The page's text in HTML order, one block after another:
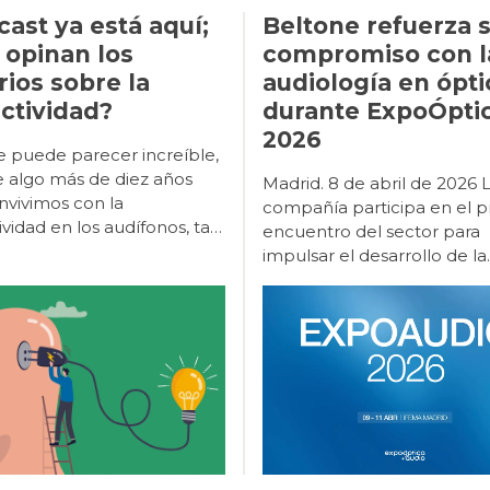
ya está aquí;
opinan los
sobre la
estos sistemas ha tenido sus inconvenientes; las actualizaciones de los sistemas operativos de los teléfonos sin una verificación adecuada de la conectividad a posteriori han provocado, no en pocas ocasiones, que los audífonos se «nieguen» a conectarse, con el consiguiente quebradero de cabeza de los audiólogos y la desesperación de los usuarios. La aparición de LE (LowEnergy) Audio como una versión universal de Bluetooth puede contribuir a aliviar sustancialmente estas dificultades. Esto no había sido posible hasta ahora porque la versión clásica de Bluetooth tenía demasiado consumo y demasiada latencia (retraso) en el audio, lo que condujo a los fabricantes de audífonos a crear sus propias versiones de conectividad. La generación de un estándar universal impuesto por la marca Bluetooth, mejorará exponencialmente el rendimiento y la consistencia de la comunicación, y supondrá un enorme beneficio tanto para usuarios como para audiólogos protésicos. En conectividad directa con los teléfonos móviles, tanto Apple como Google/Android han desarrollado sus propios sistemas para comunicarse con audífonos : Mfi y ASHA, respectivamente. Auracast encaja perfectamente en este concepto, y es conveniente aclarar en qué consiste el sistema para diferenciarlo de otros coexistentes. Como se ha mencionado, LE Audio es la última versión de Bluetooth para uso general, como llamadas y streaming. Auracast es una nueva versión de LE Audio, aunque se parece más a un sistema de transmisión de radio o una wifi de audio, ya que un número ilimitado de personas puede sintonizar una transmisión de Auracast a través de diferentes dispositivos (auriculares inalámbricos, audífonos, implantes, dispositivos óseos, etc.), y por tanto compartir el audio, algo absolutamente impensable con la tecnología precedente. Hemos oído hablar de Auracast desde hace unos tres años, pero parece que no llega nunca. En realidad, su instauración definitiva en el mercado es inminente (de hecho, ya existen dispositivos que cuentan con esta tecnología). Una de las razones por las que está resultando más compleja su generalización es que hay muchas partes implicadas con necesidades e intereses muy diversos. Por ejemplo, los fabricantes de auriculares tienen unas prioridades y los fabricantes de audífonos tienen otras, y es preciso llegar a un punto de encuentro. Además, Auracast implica la transmisión de audio a través de LE Audio, algo totalmente novedoso ya que previamente este canal solo se utilizaba para la transmisión de datos, precisamente para ahorrar energía. En los audífonos, por ejemplo LE Audio se utilizaba para el manejo de las apps, pero no para la transmisión de audio directa. Auracast se parece más a un sistema de transmisión de radio o una wifi de audio, ya que permite que un número ilimitado de personas pueda sintonizar una transmisión a través de diferentes dispositivos, algo impensable con la tecnología precedente. El proceso va avanzando notablemente. Es muy importante aclarar que LE Audio y Auracast son dos productos relacionados pero diferentes. Así, LE Audio es absolutamente imprescindible para Auracast, pero no a la inversa, por lo que puede haber un audífono o un auricular que sea compatible con LE Audio, pero no con Auracast. Todos los fabricantes van haciendo sus progresos en este sentido. Actualmente, los audífonos Nexia y Vivia de GN y los Jabra Enhance Pro, los Samsung Galaxy Buds 2 Pro y los auriculares SennheiserMomentum TWS4 son compatibles con LE Audio y Auracast, y quizá ya haya alguno más. Otros fabricantes cuentan con la compatibilidad e incorporarán esta tecnología mediante una actualización de software, como es el caso de las últimas plataformas de Signia, Oticon y Cochlear. Esta tendencia propiciará una progresiva evolución hacia el estándar universal y los sistemas independientes de transmisión de cada fabricante irán desapareciendo en favor de esta nueva tecnología más fácil y accesible para todos. Del mismo modo, los accesorios basados en Auracast, ya sean micrófonos remotos o accesorios de televisión, serán compatibles con todos los audífonos que incorporen esta tecnología, independientemente de la marca. LE Audio y Auracast son dos productos relacionados pero diferentes: LE Audio es absolutamente imprescindible para Auracast, pero no a la inversa, por lo que puede haber un audífono o un auricular que sea compatible con LE Audio, pero no con Auracast. La incorporación de Auracast en la vida de los usuarios dependerá en gran medida de los dispositivos y de los lugares que decidan ofrecerlo. En el ámbito personal, los usuarios de audífonos experimentarán Auracast por primera vez con la conexión a los dispositivos de televisión y los micrófonos remotos, y poco a poco los accesorios serán menos necesarios a medida que los televisores incorporen directamente la transmisión Auracast (algunos ya la tienen). En lo que respecta a la vida social y laboral, se avecinan igualmente muchos cambios relacionados con esta nueva tecnología. Así, por ejemplo, será posible mejorar la acústica de una sala de reuniones con un dispositivo Auracast, escuchar la transmisión de un comentarista deportivo en un bar con mucha gente, escuchar a los funcionarios de los organismos públicos cuando hablan detrás del mostrador, o recibir con mayor calidad el audio en el cine o en el teatro. En el ámbito personal, los usuarios de audífonos experimentarán Auracast por primera vez con la conexión a los dispositivos de televisión y los micrófonos remotos. Sabemos que el avance de esta tecnología es imparable y que sin duda la conectividad, como se ha mencionado al principio, ha supuesto una mejora considerable en la calidad de escucha de los usuarios de audífonos. Pero… ¿Qué opinan los propios usuarios al respecto? Parece obvio que conocer la opinión de los pacientes puede aportar una información de primer orden en la evolución de los nuevos estándares de transmisión de audio. Que la conectividad ha marcado un antes y un después en la evolución de la tecnología auditiva parece una afirmación incuestionable. El MarkeTrak de 2022, sitúa la tasa de satisfacción de los usuarios de audífonos con capacidad de transmisión diez puntos porcentuales por encima de la de los usuarios de audífonos convencionales. Del mismo modo, los usuarios valoraron la capacidad de transmisión como la tercera característica más impactante de su experiencia auditiva, por detrás de la recarga y del control de volumen. Los estudios realizados para valorar las bondades de la conectividad se han centrado en analizar la mejora en la comprensión del habla, pero han prestado menor atención a la calidad del sonido transmitido. Algunas investigaciones han analizado las diferencias entre fabricantes en términos de calidad de transmisión. No obstante, para tomar en consideración estos resultados, es importante tener en cuenta variables como el acoplador de oído, ya que se ha demostrado que la calidad de audición de la transmisión disminuye cuanto menos ocluido está el canal auditivo, es decir, cuanto más abierta es la adaptación, hasta el punto de que algunos usuarios de adaptación abierta optan por volver a sus sistemas «tradicionales» de escucha (como auriculares inalámbricos), para la recepción de llamada o la escucha directa de audio desde sus dispositivos móviles. Un reciente estudio sobre conectividad revela que un 35% de los usuarios de audífonos encuestados consideró que la transmisión era conveniente y práctica tanto para las llamadas, como para el acceso directo a audios. Se recibieron 1.479 encuestas contestadas. En primer
Beltone refuerza
compromiso con
audiología en
durante
2026
Madrid. 8 de abril de 2026
compañía participa en el
encuentro del sector para
impulsar el desarrollo de la
empresarial. Beltone participa un
año más en ExpoÓptica
principal encuentro
España, que se celebra del
de abril en IFEMA Madrid
(pabellón 10, stand E12). Con